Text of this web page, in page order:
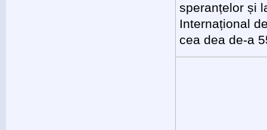
speranțelor și
Internațional
cea dea de-a